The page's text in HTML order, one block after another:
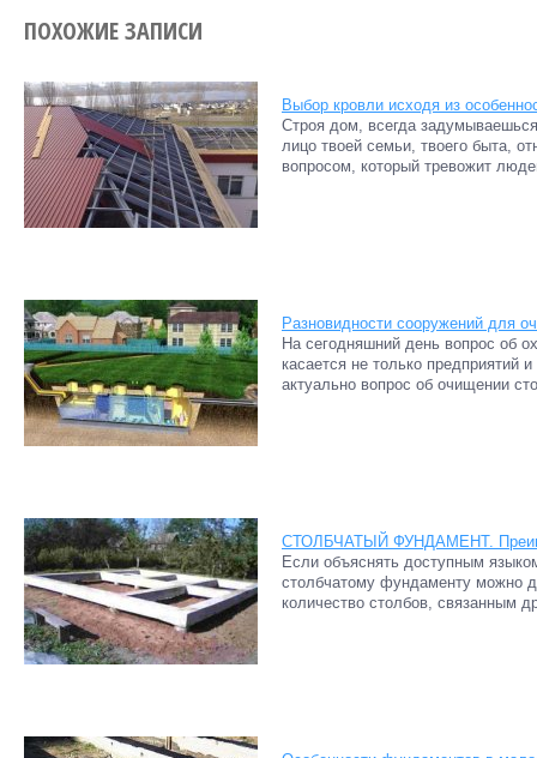
ПОХОЖИЕ ЗАПИСИ
Выбор кровли исходя из
Строя дом, всегда
лицо твоей семьи, твоего быта,
вопросом, который тревожит
Разновидности сооружений для
На сегодняшний день вопрос об
касается не только предприятий
актуально вопрос об очищении
СТОЛБЧАТЫЙ ФУНДАМЕНТ.
Если объяснять доступным
столбчатому фундаменту можно
количество столбов, связанным